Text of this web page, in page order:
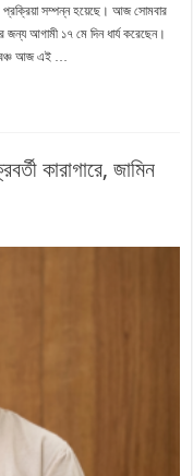
প্রক্রিয়া সম্পন্ন হয়েছে। আজ সোমবার
আগামী ১৭ মে দিন ধার্য করেছেন।
বেঞ্চ আজ এই …
কারাগারে, জামিন